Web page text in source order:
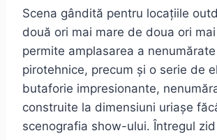
Scena gândită pentru locațiile
două ori mai mare de doua ori
permite amplasarea a
pirotehnice, precum și o serie de
butaforie impresionante,
construite la dimensiuni uriașe
scenografia show-ului. Întregul